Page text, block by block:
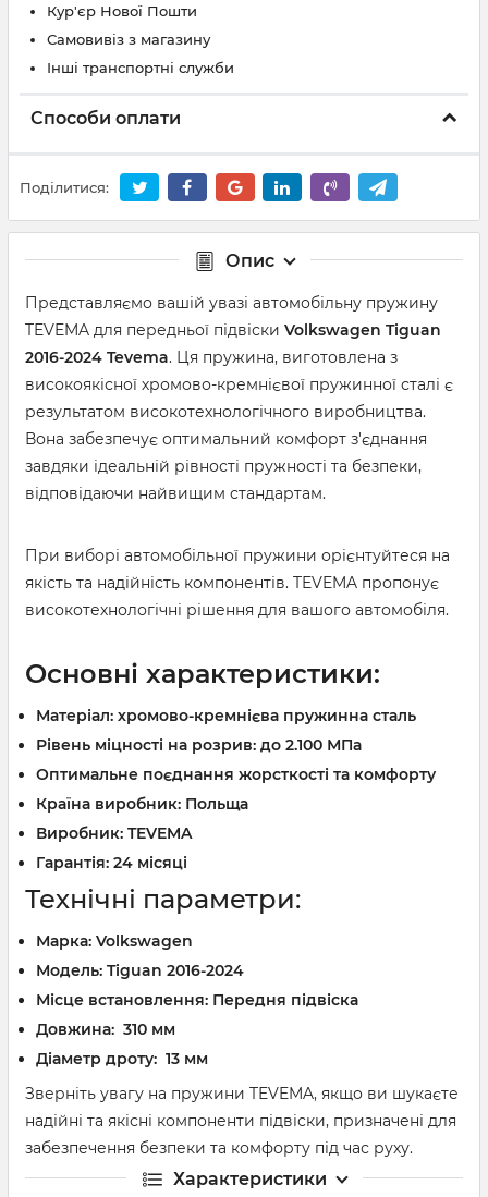
Кур'єр Нової Пошти
Самовивіз з магазину
Інші транспортні служби
Способи оплати
Поділитися:
Опис
Представляємо вашій увазі автомобільну пружину
TEVEMA для передньої підвіски Volkswagen Tiguan
2016-2024 Tevema. Ця пружина, виготовлена ​​з
високоякісної хромово-кремнієвої пружинної сталі є
результатом високотехнологічного виробництва.
Вона забезпечує оптимальний комфорт з'єднання
завдяки ідеальній рівності пружності та безпеки,
відповідаючи найвищим стандартам.
При виборі автомобільної пружини орієнтуйтеся на
якість та надійність компонентів. TEVEMA пропонує
високотехнологічні рішення для вашого автомобіля.
Основні характеристики:
Матеріал: хромово-кремнієва пружинна сталь
Рівень міцності на розрив: до 2.100 МПа
Оптимальне поєднання жорсткості та комфорту
Країна виробник: Польща
Виробник: TEVEMA
Гарантія: 24 місяці
Технічні параметри:
Марка: Volkswagen
Модель: Tiguan 2016-2024
Місце встановлення: Передня підвіска
Довжина: 310 мм
Діаметр дроту: 13 мм
Зверніть увагу на пружини TEVEMA, якщо ви шукаєте
надійні та якісні компоненти підвіски, призначені для
забезпечення безпеки та комфорту під час руху.
Характеристики